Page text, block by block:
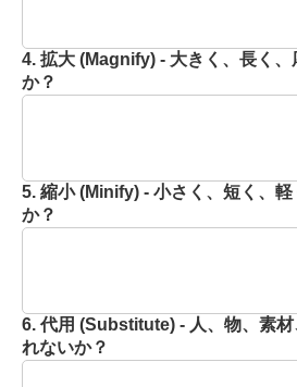
4. 拡大 (Magnify) - 大きく、長く
か？
5. 縮小 (Minify) - 小さく、短く、
か？
6. 代用 (Substitute) - 人、物、素
れないか？